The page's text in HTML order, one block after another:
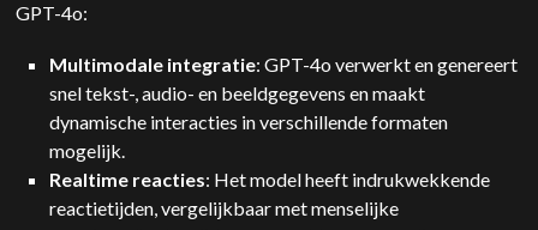
GPT-4o:
Multimodale integratie: GPT-4o verwerkt en genereert
snel tekst-, audio- en beeldgegevens en maakt
dynamische interacties in verschillende formaten
mogelijk.
Realtime reacties: Het model heeft indrukwekkende
reactietijden, vergelijkbaar met menselijke